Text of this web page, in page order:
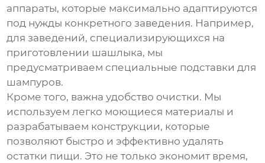
аппараты, которые максимально адаптируются
под нужды конкретного заведения. Например,
для заведений, специализирующихся на
приготовлении шашлыка, мы
предусматриваем специальные подставки для
шампуров.
Кроме того, важна удобство очистки. Мы
используем легко моющиеся материалы и
разрабатываем конструкции, которые
позволяют быстро и эффективно удалять
остатки пищи. Это не только экономит время,